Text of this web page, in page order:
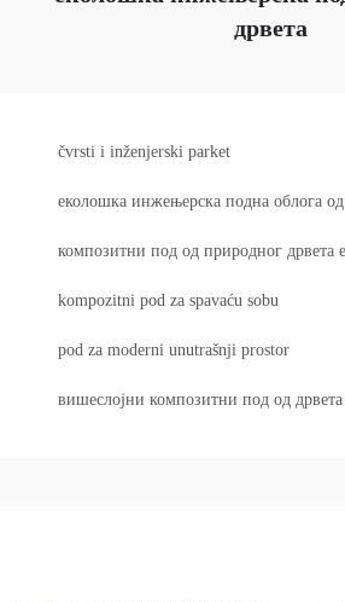
дрвета
čvrsti i inženjerski parket
еколошка инжењерска подна облога од
композитни под од природног дрвета
kompozitni pod za spavaću sobu
pod za moderni unutrašnji prostor
вишеслојни композитни под од дрвета